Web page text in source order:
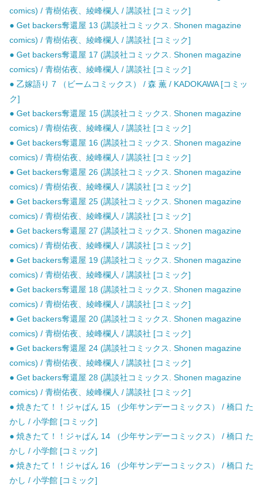
comics) / 青樹佑夜、綾峰欄人 / 講談社 [コミック]
● Get backers奪還屋 13 (講談社コミックス. Shonen magazine
comics) / 青樹佑夜、綾峰欄人 / 講談社 [コミック]
● Get backers奪還屋 17 (講談社コミックス. Shonen magazine
comics) / 青樹佑夜、綾峰欄人 / 講談社 [コミック]
● 乙嫁語り 7 （ビームコミックス） / 森 薫 / KADOKAWA [コミッ
ク]
● Get backers奪還屋 15 (講談社コミックス. Shonen magazine
comics) / 青樹佑夜、綾峰欄人 / 講談社 [コミック]
● Get backers奪還屋 16 (講談社コミックス. Shonen magazine
comics) / 青樹佑夜、綾峰欄人 / 講談社 [コミック]
● Get backers奪還屋 26 (講談社コミックス. Shonen magazine
comics) / 青樹佑夜、綾峰欄人 / 講談社 [コミック]
● Get backers奪還屋 25 (講談社コミックス. Shonen magazine
comics) / 青樹佑夜、綾峰欄人 / 講談社 [コミック]
● Get backers奪還屋 27 (講談社コミックス. Shonen magazine
comics) / 青樹佑夜、綾峰欄人 / 講談社 [コミック]
● Get backers奪還屋 19 (講談社コミックス. Shonen magazine
comics) / 青樹佑夜、綾峰欄人 / 講談社 [コミック]
● Get backers奪還屋 18 (講談社コミックス. Shonen magazine
comics) / 青樹佑夜、綾峰欄人 / 講談社 [コミック]
● Get backers奪還屋 20 (講談社コミックス. Shonen magazine
comics) / 青樹佑夜、綾峰欄人 / 講談社 [コミック]
● Get backers奪還屋 24 (講談社コミックス. Shonen magazine
comics) / 青樹佑夜、綾峰欄人 / 講談社 [コミック]
● Get backers奪還屋 28 (講談社コミックス. Shonen magazine
comics) / 青樹佑夜、綾峰欄人 / 講談社 [コミック]
● 焼きたて！！ジャぱん 15 （少年サンデーコミックス） / 橋口 た
かし / 小学館 [コミック]
● 焼きたて！！ジャぱん 14 （少年サンデーコミックス） / 橋口 た
かし / 小学館 [コミック]
● 焼きたて！！ジャぱん 16 （少年サンデーコミックス） / 橋口 た
かし / 小学館 [コミック]